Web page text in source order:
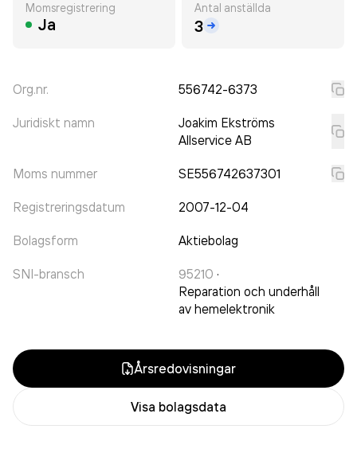
Momsregistrering
Ja
Antal anställda
3
Org.nr. 556742-6373
Juridiskt namn
Joakim Ekströms
Allservice AB
Moms nummer SE556742637301
Registreringsdatum 2007-12-04
Bolagsform Aktiebolag
SNI-bransch 95210 ·
Reparation och underhåll
av hemelektronik
Årsredovisningar
Visa bolagsdata